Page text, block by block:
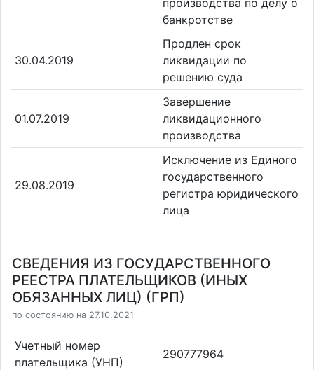
банкротстве
30.04.2019
Продлен срок
ликвидации по
решению суда
01.07.2019
Завершение
ликвидационного
производства
29.08.2019
Исключение из Единого
государственного
регистра юридического
лица
СВЕДЕНИЯ ИЗ ГОСУДАРСТВЕННОГО
РЕЕСТРА ПЛАТЕЛЬЩИКОВ (ИНЫХ
ОБЯЗАННЫХ ЛИЦ) (ГРП)
по состоянию на 27.10.2021
Учетный номер
плательщика (УНП)
290777964